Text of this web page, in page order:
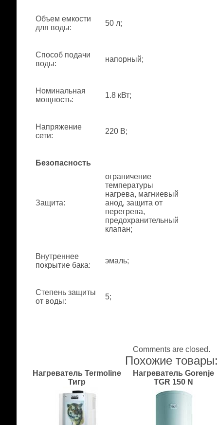
Объем емкости
для воды:
50 л;
Способ подачи
воды:
напорный;
Номинальная
мощность:
1.8 кВт;
Напряжение
сети:
220 В;
Безопасность
Защита:
ограничение
температуры
нагрева, магниевый
анод, защита от
перегрева,
предохранительный
клапан;
Внутреннее
покрытие бака:
эмаль;
Степень защиты
от воды:
5;
Comments are closed.
Похожие товары:
Нагреватель Termoline
Тигр
Нагреватель Gorenje
TGR 150 N